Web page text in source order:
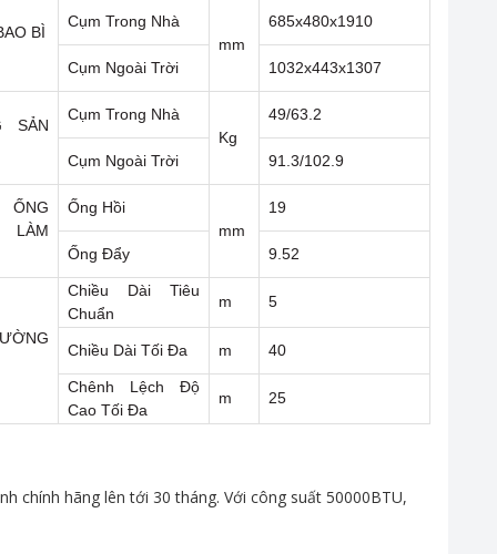
BÌ
Cụm Trong Nhà
mm
685x480x1910
Cụm Ngoài Trời 1032x443x1307
SẢN
Cụm Trong Nhà
Kg
49/63.2
Cụm Ngoài Trời 91.3/102.9
ỐNG
LÀM
Ống Hồi
mm
19
Ống Đẩy 9.52
Chiều Dài Tiêu
Chuẩn
m 5
Chiều Dài Tối Đa m 40
Chênh Lệch Độ
Cao Tối Đa
m 25
chính hãng lên tới 30 tháng. Với công suất 50000BTU,